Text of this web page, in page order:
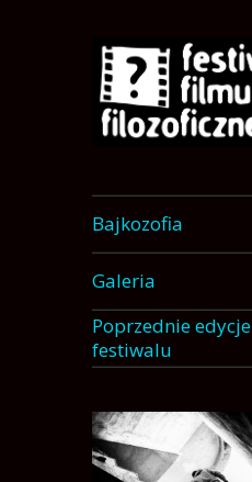
Bajkozofia
Galeria
Poprzednie edycje
festiwalu